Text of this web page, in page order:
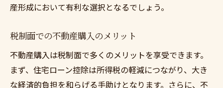
購入の魅力
投資観点から見た不動産の優位性
市場動向に基づいた物件選びの戦略
地価上昇が見込まれるエリアの特定
産形成において有利な選択となるでしょう。
税制面での不動産購入のメリット
不動産購入は税制面で多くのメリットを享受できます。
まず、住宅ローン控除は所得税の軽減につながり、大き
な経済的負担を和らげる手助けとなります。さらに、不